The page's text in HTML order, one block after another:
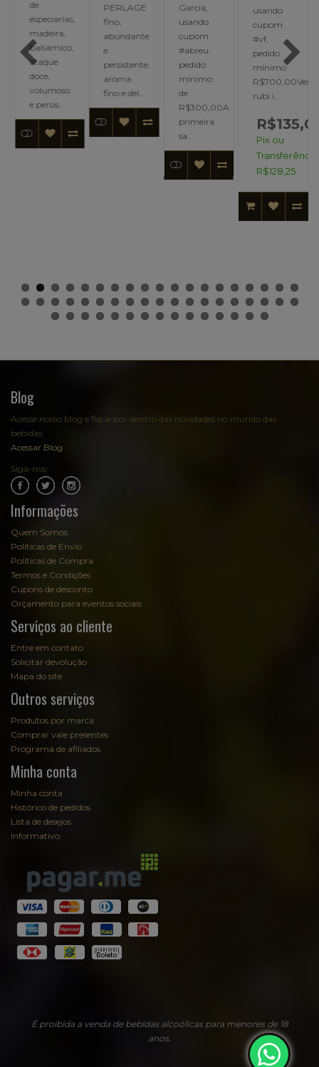
de
especiarias,
madeira,
balsâmico,
ataque
doce,
volumoso
e persis..
PERLAGE
fino,
abundante
e
persistente,
aroma
fino e del..
Garcia,
usando
cupom
#abreu,
pedido
mínimo
de
R$300,00A
primeira
sa..
usando
cupom
#vf,
pedido
mínimo
rubi i..
Pix ou
R$128,25
Blog
Acesse nosso blog e fique por dentro das novidades no mundo das
bebidas:
Acessar Blog
Siga-nos:
Informações
Quem Somos
Políticas de Envio
Políticas de Compra
Termos e Condições
Cupons de desconto
Orçamento para eventos sociais
Serviços ao cliente
Entre em contato
Solicitar devolução
Mapa do site
Outros serviços
Produtos por marca
Comprar vale presentes
Programa de afiliados
Minha conta
Minha conta
Histórico de pedidos
Lista de desejos
Informativo
É proibida a venda de bebidas alcoólicas para menores de 18
anos.